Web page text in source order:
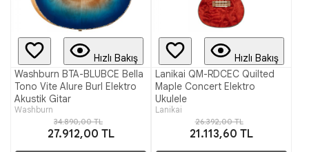
Hızlı Bakış
Washburn BTA-BLUBCE Bella
Tono Vite Alure Burl Elektro
Akustik Gitar
Washburn
34.890,00 TL
27.912,00 TL
Hızlı Bakış
Lanikai QM-RDCEC Quilted
Maple Concert Elektro
Ukulele
Lanikai
26.392,00 TL
21.113,60 TL